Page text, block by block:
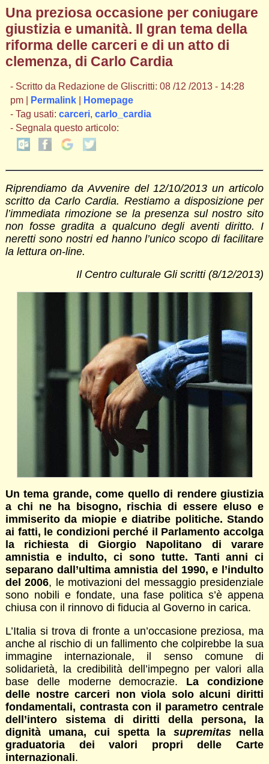
Una preziosa occasione per coniugare
giustizia e umanità. Il gran tema della
riforma delle carceri e di un atto di
clemenza, di Carlo Cardia
- Scritto da Redazione de Gliscritti: 08 /12 /2013 - 14:28
pm |
Permalink|
Homepage
- Tag usati: carceri, carlo_cardia
- Segnala questo articolo:
Riprendiamo da Avvenire del 12/10/2013 un articolo
scritto da Carlo Cardia. Restiamo a disposizione per
l’immediata rimozione se la presenza sul nostro sito
non fosse gradita a qualcuno degli aventi diritto. I
neretti sono nostri ed hanno l’unico scopo di facilitare
la lettura on-line.
Il Centro culturale Gli scritti (8/12/2013)
Un tema grande, come quello di rendere giustizia
a chi ne ha bisogno, rischia di essere eluso e
immiserito da miopie e diatribe politiche. Stando
ai fatti, le condizioni perché il Parlamento accolga
la richiesta di Giorgio Napolitano di varare
amnistia e indulto, ci sono tutte. Tanti anni ci
separano dall’ultima amnistia del 1990, e l’indulto
del 2006, le motivazioni del messaggio presidenziale
sono nobili e fondate, una fase politica s’è appena
chiusa con il rinnovo di fiducia al Governo in carica.
L’Italia si trova di fronte a un’occasione preziosa, ma
anche al rischio di un fallimento che colpirebbe la sua
immagine internazionale, il senso comune di
solidarietà, la credibilità dell’impegno per valori alla
base delle moderne democrazie. La condizione
delle nostre carceri non viola solo alcuni diritti
fondamentali, contrasta con il parametro centrale
dell’intero sistema di diritti della persona, la
dignità umana, cui spetta lasupremitas nella
graduatoria dei valori propri delle Carte
internazionali.